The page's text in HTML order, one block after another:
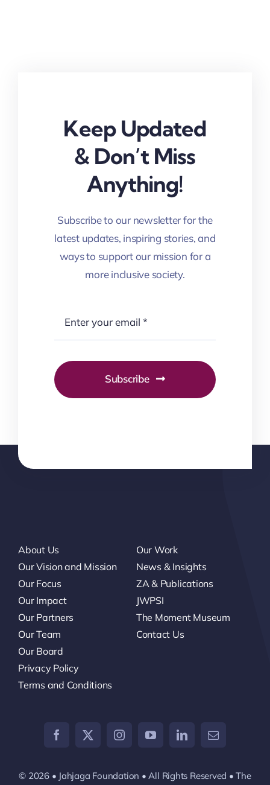
Keep Updated
& Don’t Miss
Anything!
Subscribe to our newsletter for the
latest updates, inspiring stories, and
ways to support our mission for a
more inclusive society.
Subscribe
About Us
Our Vision and Mission
Our Focus
Our Impact
Our Partners
Our Team
Our Board
Our Work
News & Insights
ZA & Publications
JWPSI
The Moment Museum
Contact Us
Privacy Policy
Terms and Conditions
© 2026 • Jahjaga Foundation • All Rights Reserved • The